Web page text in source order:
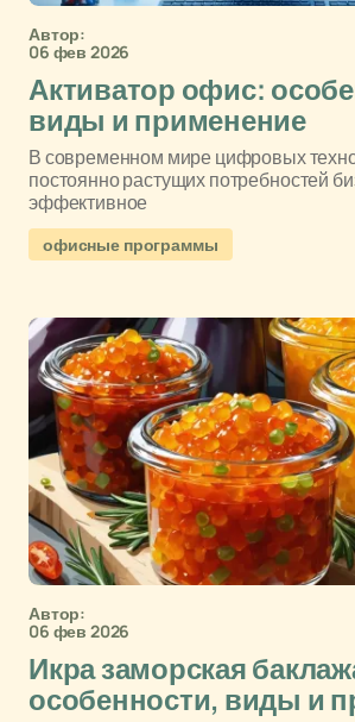
Автор:
06 фев 2026
Активатор офис:
виды и применение
В современном мире цифровых
постоянно растущих потребностей
эффективное
офисные программы
Автор:
06 фев 2026
Икра заморская
особенности, виды и